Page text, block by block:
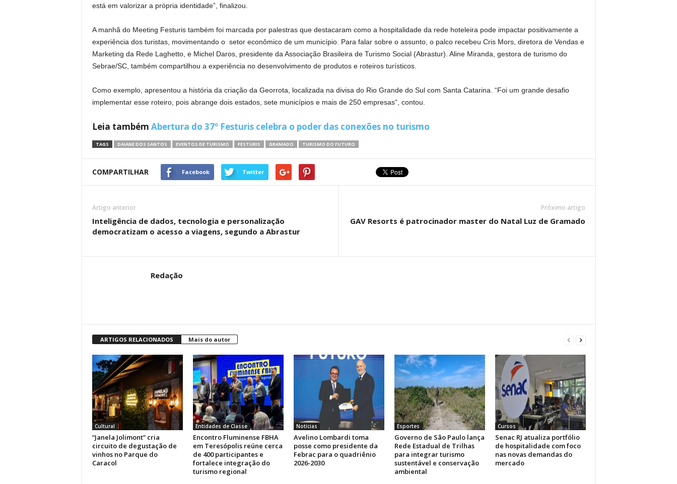
está em valorizar a própria identidade”, finalizou.
A manhã do Meeting Festuris também foi marcada por palestras que destacaram como a hospitalidade da rede hoteleira pode impactar positivamente a
experiência dos turistas, movimentando o setor econômico de um município. Para falar sobre o assunto, o palco recebeu Cris Mors, diretora de Vendas e
Marketing da Rede Laghetto, e Michel Daros, presidente da Associação Brasileira de Turismo Social (Abrastur). Aline Miranda, gestora de turismo do
Sebrae/SC, também compartilhou a experiência no desenvolvimento de produtos e roteiros turísticos.
Como exemplo, apresentou a história da criação da Georrota, localizada na divisa do Rio Grande do Sul com Santa Catarina. “Foi um grande desafio
implementar esse roteiro, pois abrange dois estados, sete municípios e mais de 250 empresas”, contou.
Leia também Abertura do 37º Festuris celebra o poder das conexões no turismo
TAGS DAIANE DOS SANTOS EVENTOS DE TURISMO FESTURIS GRAMADO TURISMO DO FUTURO
COMPARTILHAR Facebook Twitter
Artigo anterior
Inteligência de dados, tecnologia e personalização
democratizam o acesso a viagens, segundo a Abrastur
Próximo artigo
GAV Resorts é patrocinador master do Natal Luz de Gramado
Redação
ARTIGOS RELACIONADOS Mais do autor
Cultural
“Janela Jolimont” cria
circuito de degustação de
vinhos no Parque do
Caracol
Entidades de Classe
Encontro Fluminense FBHA
em Teresópolis reúne cerca
de 400 participantes e
fortalece integração do
turismo regional
Notícias
Avelino Lombardi toma
posse como presidente da
Febrac para o quadriênio
2026-2030
Esportes
Governo de São Paulo lança
Rede Estadual de Trilhas
para integrar turismo
sustentável e conservação
ambiental
Cursos
Senac RJ atualiza portfólio
de hospitalidade com foco
nas novas demandas do
mercado